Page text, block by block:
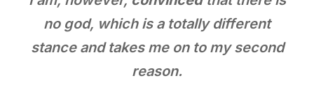
no god, which is a totally different
stance and takes me on to my second
reason.